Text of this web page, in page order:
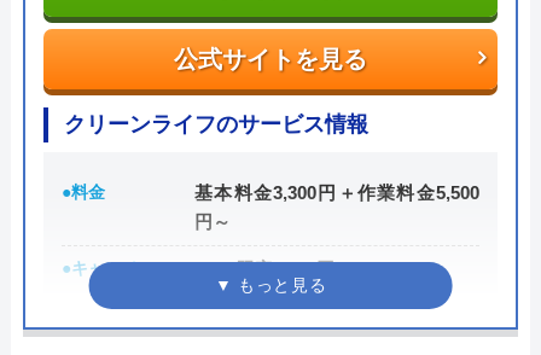
公式サイトを見る
水道1番館の基本情報
代表者 庄司良明
東京都港区六本木5-10-33
対応エリア 全国
公式サイトを見る
クリーンライフのサービス情報
●料金
基本料金3,300円＋作業料金5,500
円～
●キャンペーン
WEB限定3,000円OFF
※10,000円以上で適用
●駆けつけ時間